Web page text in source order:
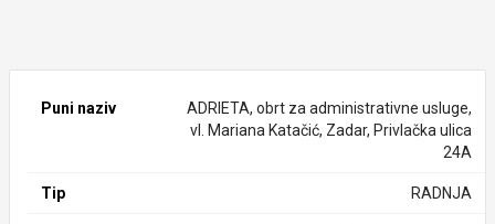
Puni naziv
ADRIETA, obrt za administrativne usluge,
vl. Mariana Katačić, Zadar, Privlačka ulica
24A
Tip RADNJA